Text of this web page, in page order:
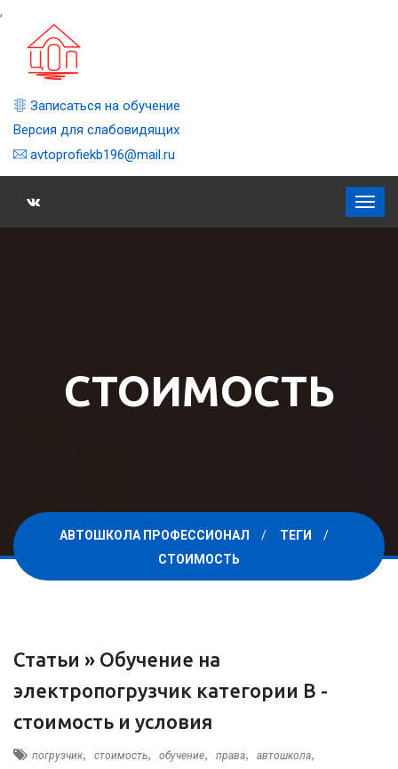
,
Записаться на обучение
Версия для слабовидящих
avtoprofiekb196@mail.ru
СТОИМОСТЬ
АВТОШКОЛА ПРОФЕССИОНАЛ
ТЕГИ
СТОИМОСТЬ
Статьи » Обучение на
электропогрузчик категории B -
стоимость и условия
погрузчик, стоимость, обучение, права, автошкола,